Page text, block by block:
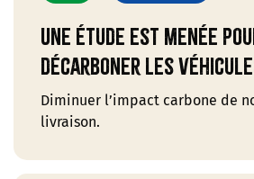
Une étude est menée
décarboner les
Diminuer l’impact carbone de
livraison.